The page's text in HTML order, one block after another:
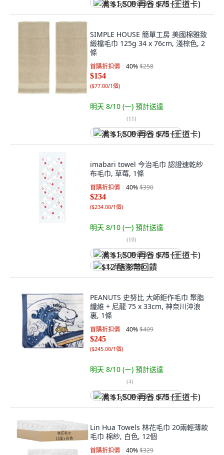
满 $1,500 再省 $75 (王道卡)
SIMPLE HOUSE 簡單工房 美國棉雅致
緞檔毛巾 125g 34 x 76cm, 淺棕色, 2
條
首購折扣價 40%$258
$154
($77.00/1個)
明天 8/10 (一) 預計送達
(11)
满 $1,500 再省 $75 (王道卡)
imabari towel 今治毛巾 認證速乾紗
布毛巾, 草莓, 1條
首購折扣價 40%$390
$234
($234.00/1個)
明天 8/10 (一) 預計送達
(10)
满 $1,500 再省 $75 (王道卡)
$12 酷澎幣回饋
PEANUTS 史努比 大師鉅作毛巾 聚脂
纖維 + 尼龍 75 x 33cm, 神奈川沖浪
裏, 1條
首購折扣價 40%$409
$245
($245.00/1個)
明天 8/10 (一) 預計送達
(4)
满 $1,500 再省 $75 (王道卡)
Lin Hua Towels 林花毛巾 20兩輕薄款
毛巾 棉紗, 白色, 12個
首購折扣價 40%$329